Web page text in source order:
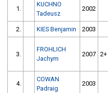
1.
KUCHNO
Tadeusz
2002
2. KIES Benjamin 2003
3.
FROHLICH
Jachym
2007 2+
4.
COWAN
Padraig
2003